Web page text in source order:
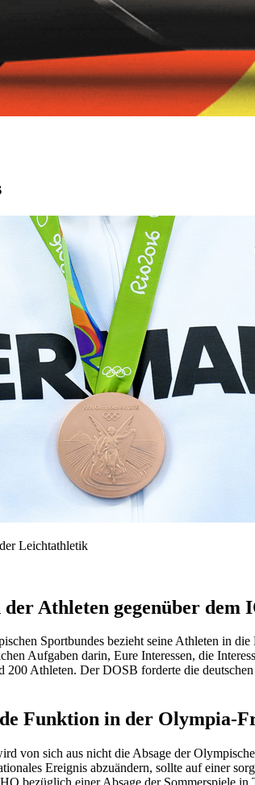
Leichtathletik
Athleten gegenüber dem
Sportbundes bezieht seine Athleten in
Aufgaben darin, Eure Interessen, die
200 Athleten. Der DOSB forderte die
Funktion in der Olympia-
von sich aus nicht die Absage der
Ereignis abzuändern, sollte auf einer